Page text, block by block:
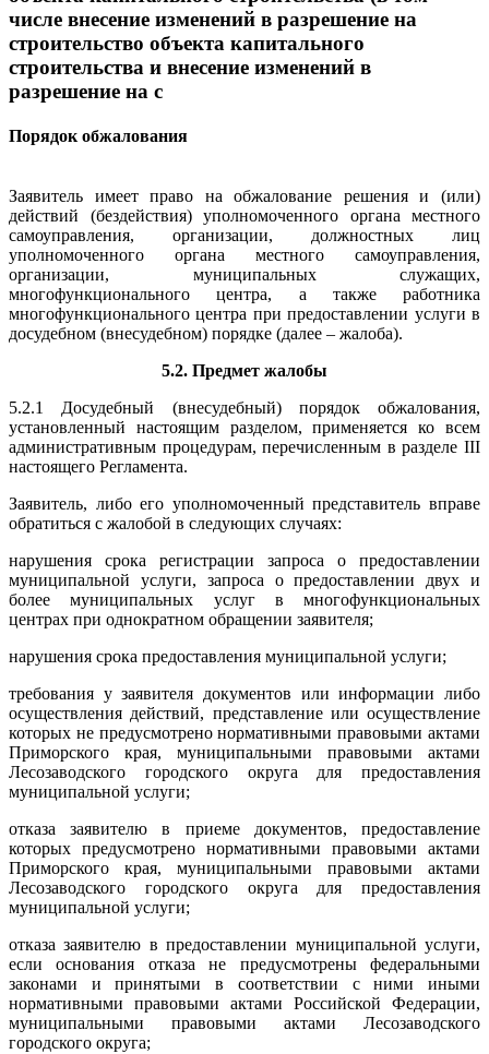
числе внесение изменений в разрешение на
строительство объекта капитального
строительства и внесение изменений в
разрешение на с
Порядок обжалования
Заявитель имеет право на обжалование решения и (или)
действий (бездействия) уполномоченного органа местного
самоуправления, организации, должностных лиц
уполномоченного органа местного самоуправления,
организации, муниципальных служащих,
многофункционального центра, а также работника
многофункционального центра при предоставлении услуги в
досудебном (внесудебном) порядке (далее – жалоба).
5.2. Предмет жалобы
5.2.1 Досудебный (внесудебный) порядок обжалования,
установленный настоящим разделом, применяется ко всем
административным процедурам, перечисленным в разделе III
настоящего Регламента.
Заявитель, либо его уполномоченный представитель вправе
обратиться с жалобой в следующих случаях:
нарушения срока регистрации запроса о предоставлении
муниципальной услуги, запроса о предоставлении двух и
более муниципальных услуг в многофункциональных
центрах при однократном обращении заявителя;
нарушения срока предоставления муниципальной услуги;
требования у заявителя документов или информации либо
осуществления действий, представление или осуществление
которых не предусмотрено нормативными правовыми актами
Приморского края, муниципальными правовыми актами
Лесозаводского городского округа для предоставления
муниципальной услуги;
отказа заявителю в приеме документов, предоставление
которых предусмотрено нормативными правовыми актами
Приморского края, муниципальными правовыми актами
Лесозаводского городского округа для предоставления
муниципальной услуги;
отказа заявителю в предоставлении муниципальной услуги,
если основания отказа не предусмотрены федеральными
законами и принятыми в соответствии с ними иными
нормативными правовыми актами Российской Федерации,
муниципальными правовыми актами Лесозаводского
городского округа;